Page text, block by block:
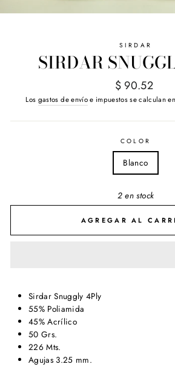
SIRDAR
SIRDAR
Precio
habitual
$ 90.52
Los gastos de envíoe impuestos se calculan
COLOR
Blanco
2 en stock
AGREGAR AL
Sirdar Snuggly 4Ply
55% Poliamida
45% Acrílico
50 Grs.
226 Mts.
Agujas 3.25 mm.